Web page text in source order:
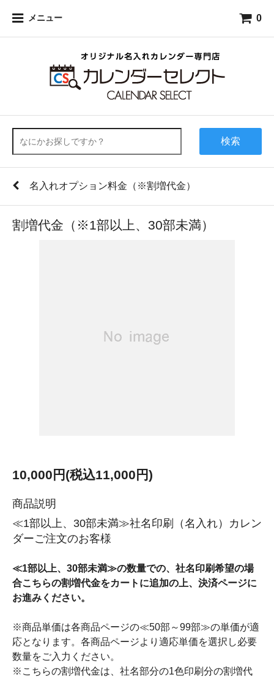
メニュー 0
検索
名入れオプション料金（※割増代金）
割増代金（※1部以上、30部未満）
10,000円(税込11,000円)
商品説明
≪1部以上、30部未満≫社名印刷（名入れ）カレン
ダーご注文のお客様
≪1部以上、30部未満≫の数量での、社名印刷希望の場
合こちらの割増代金をカートに追加の上、決済ページに
お進みください。
※商品単価は各商品ページの≪50部～99部≫の単価が適
応となります。各商品ページより適応単価を選択し必要
数量をご入力ください。
※こちらの割増代金は、社名部分の1色印刷分の割増代